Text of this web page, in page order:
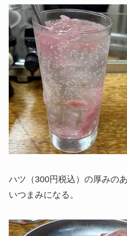
ハツ（300円税込）の厚みの
いつまみになる。